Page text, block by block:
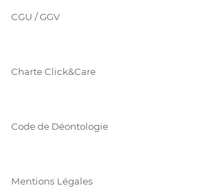
CGU / GGV
Charte Click&Care
Code de Déontologie
Mentions Légales